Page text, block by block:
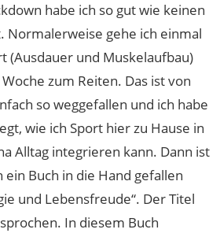
habe ich so gut wie keinen
Normalerweise gehe ich einmal
(Ausdauer und Muskelaufbau)
zum Reiten. Das ist von
so weggefallen und ich habe
wie ich Sport hier zu Hause in
Alltag integrieren kann. Dann ist
Buch in die Hand gefallen
und Lebensfreude“. Der Titel
In diesem Buch